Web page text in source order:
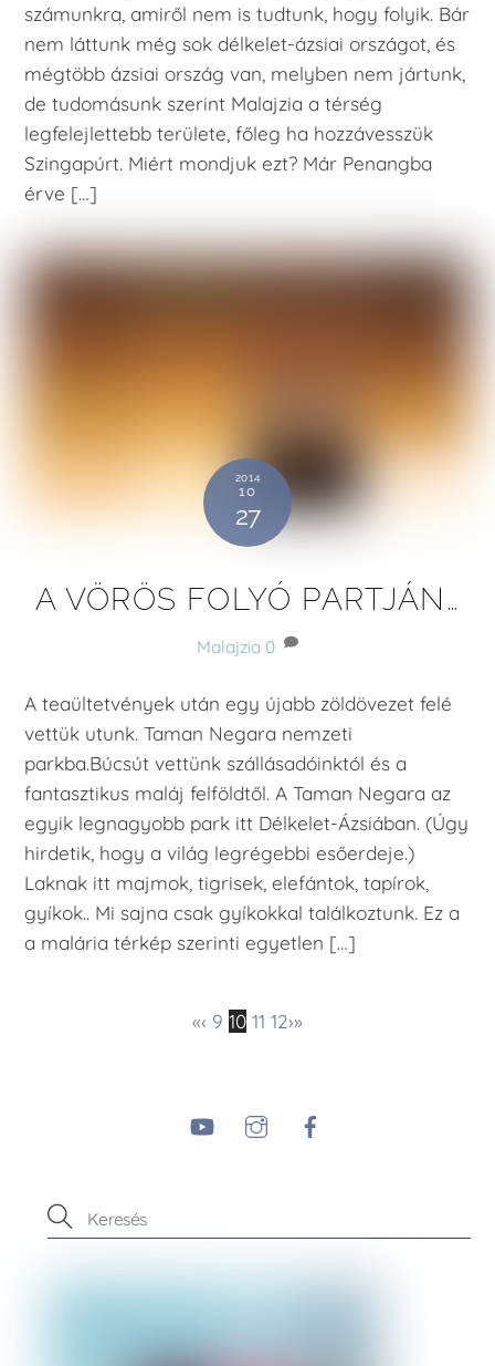
számunkra, amiről nem is tudtunk, hogy folyik. Bár
nem láttunk még sok délkelet-ázsiai országot, és
mégtöbb ázsiai ország van, melyben nem jártunk,
de tudomásunk szerint Malajzia a térség
legfelejlettebb területe, főleg ha hozzávesszük
Szingapúrt. Miért mondjuk ezt? Már Penangba
érve […]
2014
10
27
A VÖRÖS FOLYÓ PARTJÁN…
Malajzia 0
A teaültetvények után egy újabb zöldövezet felé
vettük utunk. Taman Negara nemzeti
parkba.Búcsút vettünk szállásadóinktól és a
fantasztikus maláj felföldtől. A Taman Negara az
egyik legnagyobb park itt Délkelet-Ázsiában. (Úgy
hirdetik, hogy a világ legrégebbi esőerdeje.)
Laknak itt majmok, tigrisek, elefántok, tapírok,
gyíkok.. Mi sajna csak gyíkokkal találkoztunk. Ez a
a malária térkép szerinti egyetlen […]
«‹ 9 10 11 12›»
YouTube Instagram